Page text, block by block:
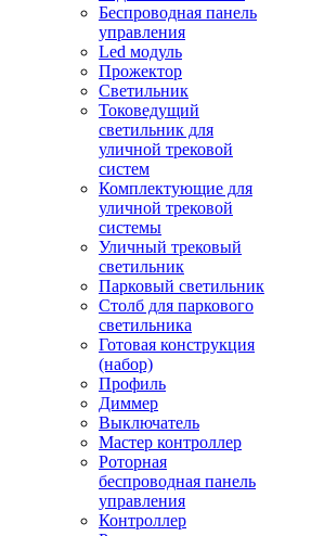
Беспроводная панель
управления
Led модуль
Прожектор
Светильник
Токоведущий
светильник для
уличной трековой
систем
Комплектующие для
уличной трековой
системы
Уличный трековый
светильник
Парковый светильник
Столб для паркового
светильника
Готовая конструкция
(набор)
Профиль
Диммер
Выключатель
Мастер контроллер
Роторная
беспроводная панель
управления
Контроллер